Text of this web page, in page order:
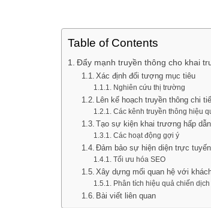
Table of Contents
Đẩy mạnh truyền thông cho khai
Xác định đối tượng mục tiêu
Nghiên cứu thị trường
Lên kế hoạch truyền thông chi
Các kênh truyền thông hiệu
Tạo sự kiện khai trương hấp dẫn
Các hoạt động gợi ý
Đảm bảo sự hiện diện trực tuyến
Tối ưu hóa SEO
Xây dựng mối quan hệ với
Phân tích hiệu quả chiến dịch
Bài viết liên quan